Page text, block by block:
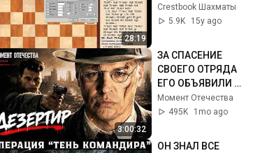
28:19
ничьей рознь
Crestbook Шахматы
5.9K
15y ago
3:00:32
ЗА СПАСЕНИЕ
СВОЕГО ОТРЯДА
ЕГО ОБЪЯВИЛИ
ПРЕДАТЕЛЕМ И
ВРАГОМ НАРОДА!
Момент Отечества
495K
1mo ago
ОН ЗНАЛ ВСЕ